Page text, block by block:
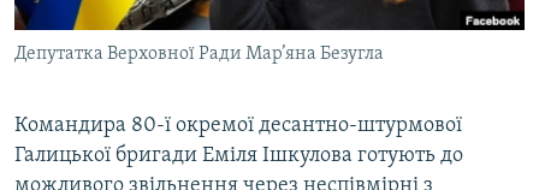
КРИМ РЕАЛІЇ
УКР
КТАТ
Депутатка Верховної Ради Мар’яна Безугла
Командира 80-ї окремої десантно-штурмової
Галицької бригади Еміля Ішкулова готують до